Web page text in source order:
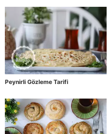
Peynirli Gözleme Tarifi